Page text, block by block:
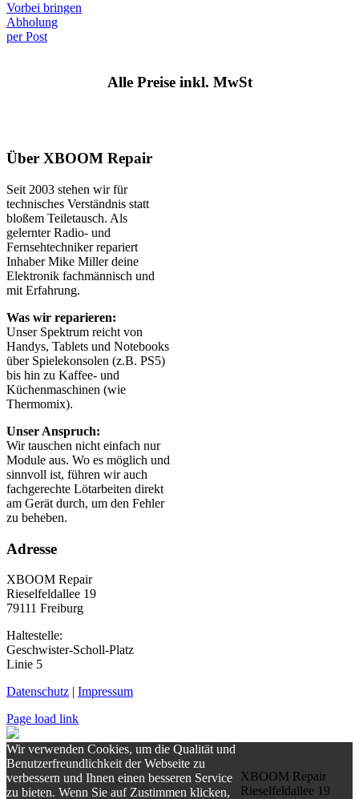
Vorbei bringen
Abholung
per Post
Alle Preise inkl. MwSt
Über XBOOM Repair
Seit 2003 stehen wir für
technisches Verständnis statt
bloßem Teiletausch. Als
gelernter Radio- und
Fernsehtechniker repariert
Inhaber Mike Miller deine
Elektronik fachmännisch und
mit Erfahrung.
Was wir reparieren:
Unser Spektrum reicht von
Handys, Tablets und Notebooks
über Spielekonsolen (z.B. PS5)
bis hin zu Kaffee- und
Küchenmaschinen (wie
Thermomix).
Unser Anspruch:
Wir tauschen nicht einfach nur
Module aus. Wo es möglich und
sinnvoll ist, führen wir auch
fachgerechte Lötarbeiten direkt
am Gerät durch, um den Fehler
zu beheben.
Adresse
XBOOM Repair
Rieselfeldallee 19
79111 Freiburg
Haltestelle:
Geschwister-Scholl-Platz
Linie 5
Datenschutz | Impressum
XBOOM Repair
Rieselfeldallee 19
Page load link
Wir verwenden Cookies, um die Qualität und
Benutzerfreundlichkeit der Webseite zu
verbessern und Ihnen einen besseren Service
zu bieten. Wenn Sie auf Zustimmen klicken,